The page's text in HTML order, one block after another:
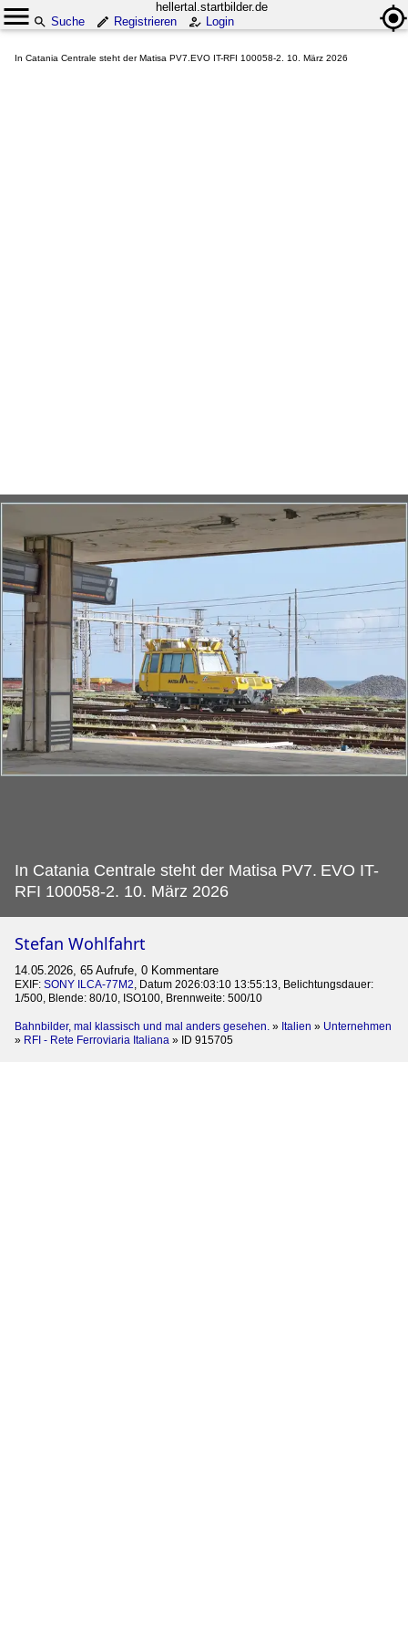
hellertal.startbilder.de
Suche
Registrieren Login
In Catania Centrale steht der Matisa PV7.EVO IT-RFI 100058-2. 10. März 2026
In Catania Centrale steht der Matisa PV7. EVO IT-
RFI 100058-2. 10. März 2026
Stefan Wohlfahrt
14.05.2026, 65 Aufrufe, 0 Kommentare
EXIF: SONY ILCA-77M2, Datum 2026:03:10 13:55:13, Belichtungsdauer:
1/500, Blende: 80/10, ISO100, Brennweite: 500/10
Bahnbilder, mal klassisch und mal anders gesehen. » Italien » Unternehmen
» RFI - Rete Ferroviaria Italiana » ID 915705